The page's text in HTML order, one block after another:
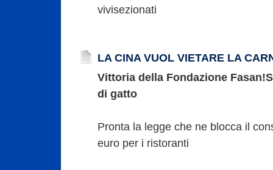
vivisezionati
LA CINA VUOL VIETARE LA
Vittoria della Fondazione Fasan!
di gatto
Pronta la legge che ne blocca il
euro per i ristoranti